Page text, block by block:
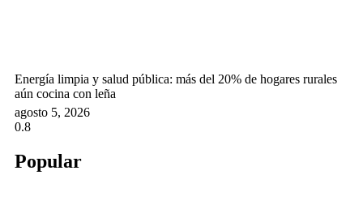
Energía limpia y salud pública: más del 20% de hogares rurales
aún cocina con leña
agosto 5, 2026
Popular